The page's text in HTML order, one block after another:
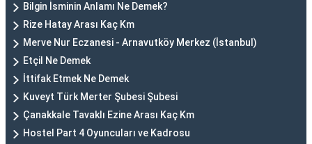
Bilgin İsminin Anlamı Ne Demek?
Rize Hatay Arası Kaç Km
Merve Nur Eczanesi - Arnavutköy Merkez (İstanbul)
Etçil Ne Demek
İttifak Etmek Ne Demek
Kuveyt Türk Merter Şubesi Şubesi
Çanakkale Tavaklı Ezine Arası Kaç Km
Hostel Part 4 Oyuncuları ve Kadrosu